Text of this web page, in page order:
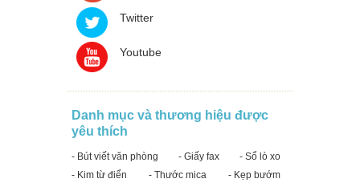
Twitter
Youtube
Danh mục và thương hiệu được
yêu thích
- Bút viết văn phòng - Giấy fax
- Sổ lò xo
- Kim từ điển
- Thước mica
- Kẹp bướm